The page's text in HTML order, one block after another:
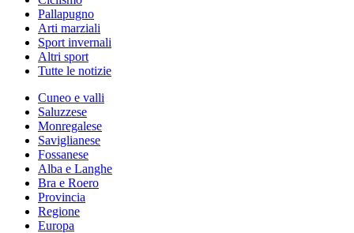
Pallapugno
Arti marziali
Sport invernali
Altri sport
Tutte le notizie
Cuneo e valli
Saluzzese
Monregalese
Saviglianese
Fossanese
Alba e Langhe
Bra e Roero
Provincia
Regione
Europa